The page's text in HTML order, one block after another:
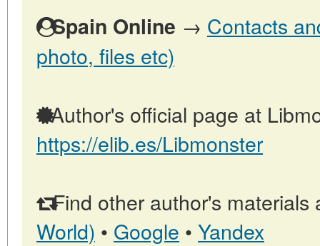
Spain Online → Contacts
photo, files etc)
Author's official page at
https://elib.es/Libmonster
Find other author's materials
World) • Google • Yandex